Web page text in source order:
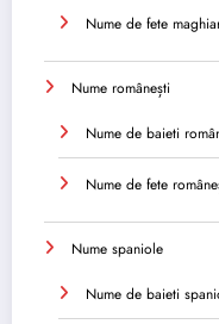
Nume de fete
Nume românești
Nume de baieti
Nume de fete
Nume spaniole
Nume de baieti